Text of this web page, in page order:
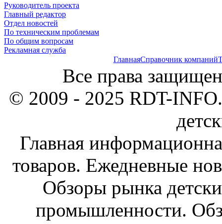
Руководитель проекта
Главный редактор
Отдел новостей
По техническим проблемам
По общим вопросам
Рекламная служба
ГлавнаяСправочник компаний
Все права
© 2009 - 2025 RDT-
Главная
товаров. Ежедневные
Обзоры рынка
промышленности.